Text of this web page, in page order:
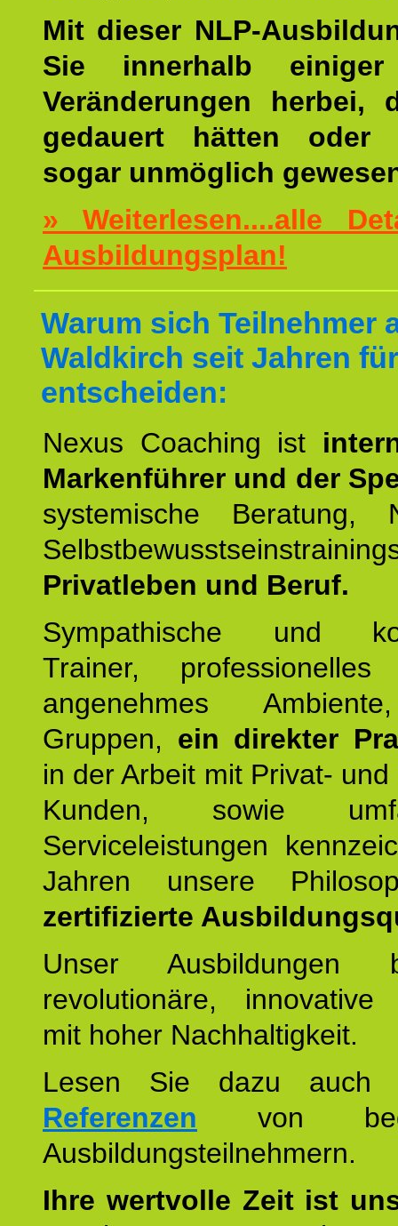
Mit dieser NLP-
Sie innerhalb einiger
Veränderungen herbei,
gedauert hätten oder
sogar unmöglich
» Weiterlesen....alle
Ausbildungsplan!
Warum sich Teilnehmer
Waldkirch seit Jahren
entscheiden:
Nexus Coaching ist
Markenführer und der
systemische Beratung,
Privatleben und Beruf.
Sympathische und
Trainer, professionelles
angenehmes
Gruppen, ein direkter
in der Arbeit mit Privat-
Kunden, sowie
Serviceleistungen
Jahren unsere
zertifizierte
Unser Ausbildungen
revolutionäre, innovative
mit hoher Nachhaltigkeit.
Lesen Sie dazu
Referenzen von
Ausbildungsteilnehmern.
Ihre wertvolle Zeit ist